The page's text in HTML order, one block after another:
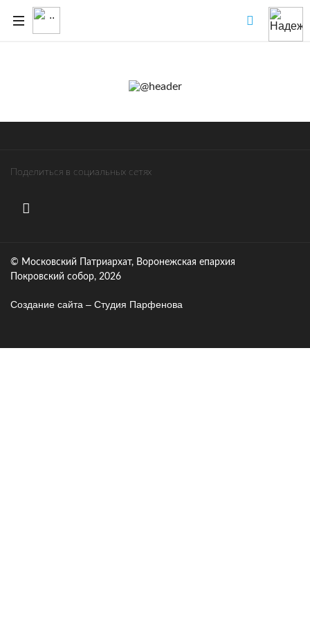
Поделиться в социальных сетях
© Московский Патриархат, Воронежcкая епархия
Покровский собор, 2026
Создание сайта – Cтудия Парфенова